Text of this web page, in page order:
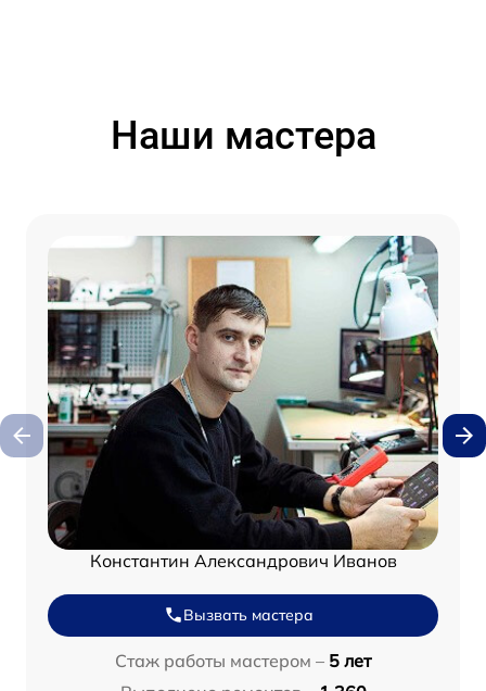
Наши мастера
Константин Александрович Иванов
Вызвать мастера
Стаж работы мастером – 5 лет